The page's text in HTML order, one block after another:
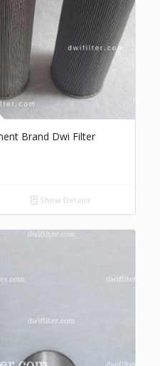
Brand Dwi Filter
Show Details